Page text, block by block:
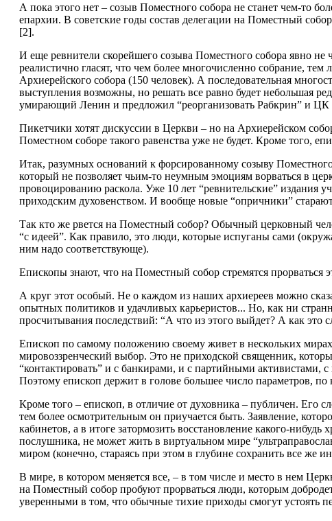
А пока этого нет – созыв Поместного собора не станет чем-то
епархии. В советские годы состав делегации на Поместный
[2].
И еще ревнители скорейшего созыва Поместного собора явно не
реалистично гласят, что чем более многочисленно собрание,
Архиерейского собора (150 человек). А последовательная
выступления возможны, но решать все равно будет небольшая
умирающий Ленин и предложил “реорганизовать Рабкрин” и ЦК
Пикетчики хотят дискуссии в Церкви – но на Архиерейском
Поместном соборе такого равенства уже не будет. Кроме того,
Итак, разумных оснований к форсированному созыву
который не позволяет чьим-то неумным эмоциям ворваться в
провоцированию раскола. Уже 10 лет “ревнительские” издания
приходским духовенством. И вообще новые “опричники”
Так кто же рвется на Поместный собор? Обычный церковный
“с идеей”. Как правило, это люди, которые испуганы сами
ним надо соответствующе).
Епископы знают, что на Поместный собор стремятся прорваться
А круг этот особый. Не о каждом из наших архиереев можно
опытных политиков и удачливых карьеристов... Но, как ни
просчитывания последствий: “А что из этого выйдет? А как это
Епископ по самому положению своему живет в нескольких
мировоззренческий выбор. Это не приходской священник,
“контактировать” и с банкирами, и с партийными активистами,
Поэтому епископ держит в голове большее число параметров,
Кроме того – епископ, в отличие от духовника – публичен. Его
тем более осмотрительным он приучается быть. Заявление,
кабинетов, а в итоге затормозить восстановление какого-
послушника, не может жить в виртуальном мире
миром (конечно, стараясь при этом в глубине сохранить все же
В мире, в котором меняется все, – в том числе и место в нем
на Поместный собор пробуют прорваться люди, которым
уверенными в том, что обычные тихие приходы смогут устоять